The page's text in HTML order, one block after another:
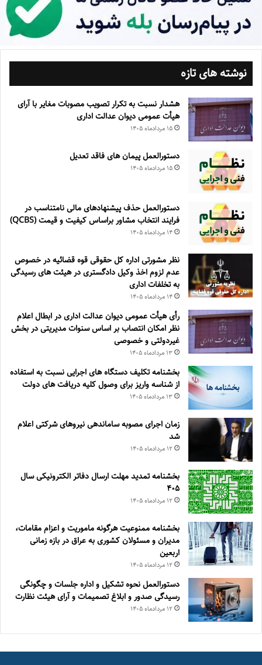
نوشته های تازه
هشدار نسبت به تکرار تصویب مصوبات مغایر با آرای
هیأت عمومی دیوان عدالت اداری
۱۵ مرداد‌ماه ۱۴۰۵
دستورالعمل پیمان های فاقد تعدیل
۱۵ مرداد‌ماه ۱۴۰۵
دستورالعمل حذف پيشنهادهای مالی نامتناسب در
فرايند انتخاب مشاور براساس كيفيت و قيمت (QCBS)
۱۴ مرداد‌ماه ۱۴۰۵
نظر مشورتی اداره کل حقوقی قوه قضائیه در خصوص
عدم لزوم اخذ وکیل دادگستری در هیئت های رسیدگی
به تخلفات اداری
۱۴ مرداد‌ماه ۱۴۰۵
رأی هیأت عمومی دیوان عدالت اداری در ابطال اعلام
نظر امکان انتصاب بر اساس سنوات مدیریتی در بخش
غیردولتی و خصوصی
۱۳ مرداد‌ماه ۱۴۰۵
بخشنامه تکلیف دستگاه های اجرایی نسبت به استفاده
از شناسه واریز برای وصول کلیه دریافت های دولت
۱۳ مرداد‌ماه ۱۴۰۵
زمان اجرای مصوبه ساماندهی نیروهای شرکتی اعلام
شد
۱۲ مرداد‌ماه ۱۴۰۵
بخشنامه تمدید مهلت ارسال دفاتر الکترونیکی سال
۴۰۵
۱۲ مرداد‌ماه ۱۴۰۵
بخشنامه ممنوعیت هرگونه ماموریت و اعزام مقامات،
مدیران و مسئولان کشوری به عراق در بازه زمانی
اربعین
۱۲ مرداد‌ماه ۱۴۰۵
دستورالعمل نحوه تشکیل و اداره جلسات و چگونگی
رسیدگی صدور و ‏ابلاغ تصمیمات و‎ ‎آرای هیئت نظارت
۱۲ مرداد‌ماه ۱۴۰۵